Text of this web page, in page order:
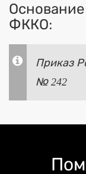
ФККО:
Приказ
№ 242